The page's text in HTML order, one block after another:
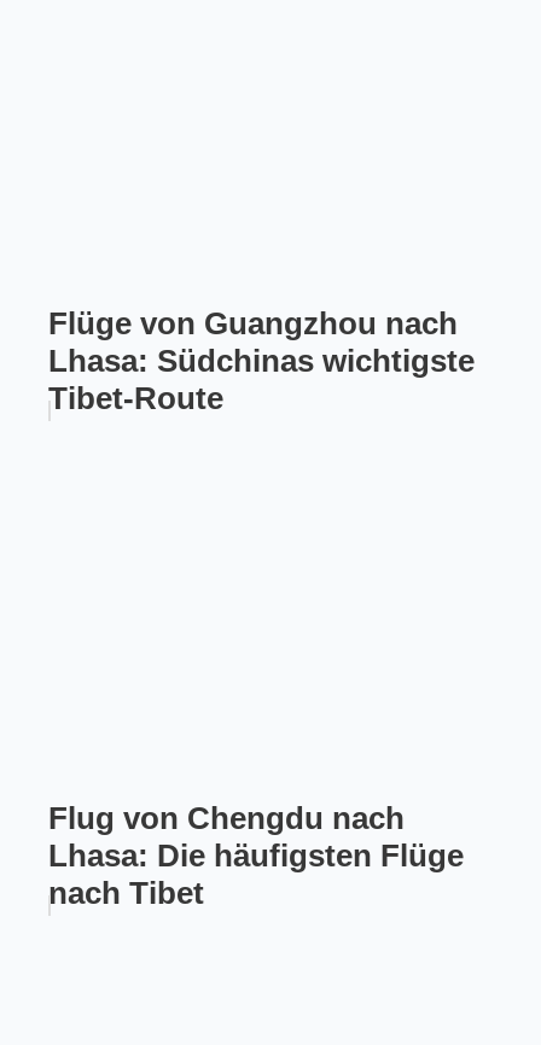
Flüge von Guangzhou nach
Lhasa: Südchinas wichtigste
Tibet-Route
Flug von Chengdu nach
Lhasa: Die häufigsten Flüge
nach Tibet